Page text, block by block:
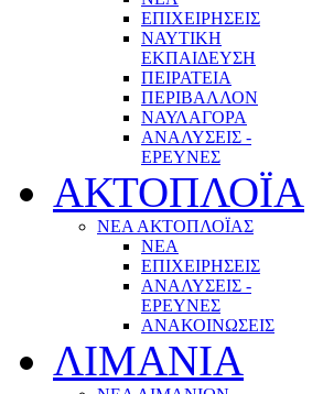
ΕΠΙΧΕΙΡΗΣΕΙΣ
ΝΑΥΤΙΚΗ
ΕΚΠΑΙΔΕΥΣΗ
ΠΕΙΡΑΤΕΙΑ
ΠΕΡΙΒΑΛΛΟΝ
ΝΑΥΛΑΓΟΡΑ
ΑΝΑΛΥΣΕΙΣ -
ΕΡΕΥΝΕΣ
ΑΚΤΟΠΛΟΪΑ
ΝΕΑ ΑΚΤΟΠΛΟΪΑΣ
ΝΕΑ
ΕΠΙΧΕΙΡΗΣΕΙΣ
ΑΝΑΛΥΣΕΙΣ -
ΕΡΕΥΝΕΣ
ΑΝΑΚΟΙΝΩΣΕΙΣ
ΛΙΜΑΝΙΑ